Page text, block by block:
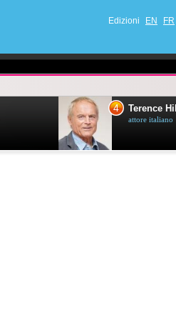
Edizioni EN FR
4 Terence Hill
attore italiano